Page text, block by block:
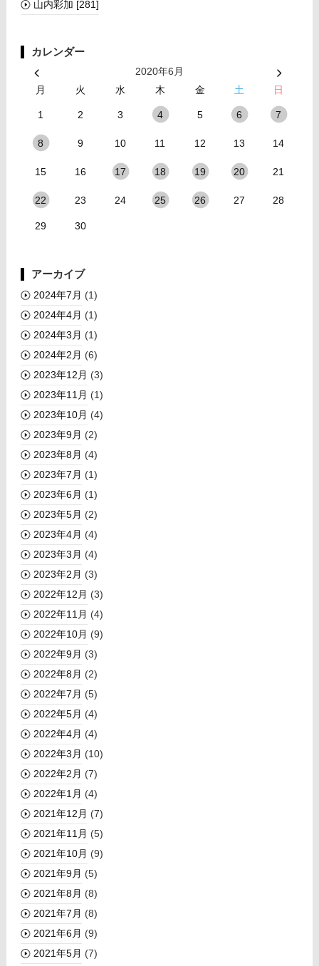
山内彩加 [281]
カレンダー
2020年6月
月
火 水 木 金 土 日
1 2 3 4 5 6 7
8 9 10 11 12 13 14
15 16 17 18 19 20 21
22 23 24 25 26 27 28
29 30
アーカイブ
2024年7月 (1)
2024年4月 (1)
2024年3月 (1)
2024年2月 (6)
2023年12月 (3)
2023年11月 (1)
2023年10月 (4)
2023年9月 (2)
2023年8月 (4)
2023年7月 (1)
2023年6月 (1)
2023年5月 (2)
2023年4月 (4)
2023年3月 (4)
2023年2月 (3)
2022年12月 (3)
2022年11月 (4)
2022年10月 (9)
2022年9月 (3)
2022年8月 (2)
2022年7月 (5)
2022年5月 (4)
2022年4月 (4)
2022年3月 (10)
2022年2月 (7)
2022年1月 (4)
2021年12月 (7)
2021年11月 (5)
2021年10月 (9)
2021年9月 (5)
2021年8月 (8)
2021年7月 (8)
2021年6月 (9)
2021年5月 (7)